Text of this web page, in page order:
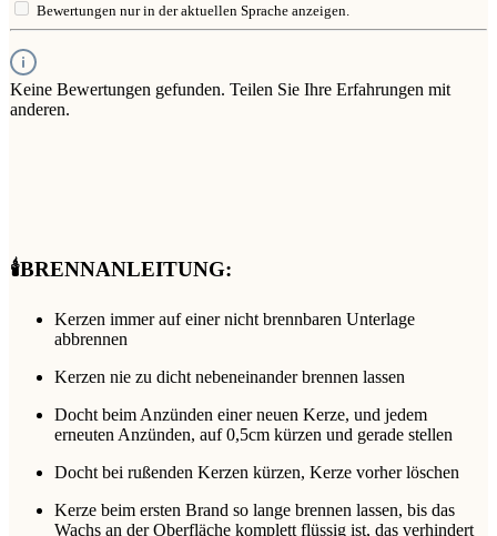
Bewertungen nur in der aktuellen Sprache anzeigen.
Keine Bewertungen gefunden. Teilen Sie Ihre Erfahrungen mit
anderen.
🕯️BRENNANLEITUNG:
Kerzen immer auf einer nicht brennbaren Unterlage
abbrennen
Kerzen nie zu dicht nebeneinander brennen lassen
Docht beim Anzünden einer neuen Kerze, und jedem
erneuten Anzünden, auf 0,5cm kürzen und gerade stellen
Docht bei rußenden Kerzen kürzen, Kerze vorher löschen
Kerze beim ersten Brand so lange brennen lassen, bis das
Wachs an der Oberfläche komplett flüssig ist, das verhindert